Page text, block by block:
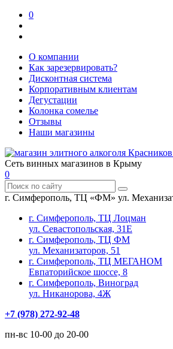
0
О компании
Как зарезервировать?
Дисконтная система
Корпоративным клиентам
Дегустации
Колонка сомелье
Отзывы
Наши магазины
Сеть винных магазинов в Крыму
0
г. Симферополь, ТЦ «ФМ» ул.
г. Симферополь, ТЦ Лоцман
ул. Севастопольская, 31Е
г. Симферополь, ТЦ ФМ
ул. Механизаторов, 51
г. Симферополь, ТЦ МЕГАНОМ
Евпаторийское шоссе, 8
г. Симферополь, Виноград
ул. Никанорова, 4Ж
+7 (978) 272-92-48
пн-вс 10-00 до 20-00